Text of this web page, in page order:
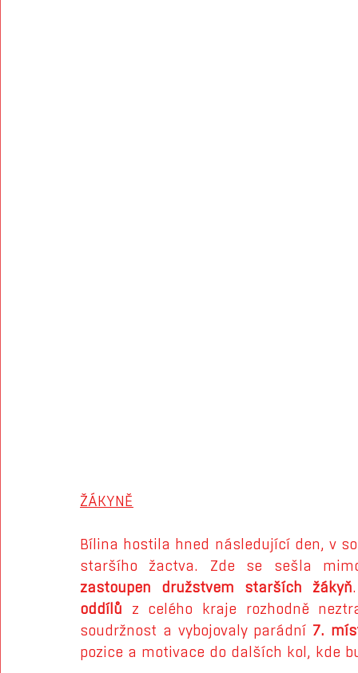
ŽÁKYNĚ
Bílina hostila hned následující den, v
staršího žactva. Zde se sešla
zastoupen družstvem starších žákyň
oddílů z celého kraje rozhodně
soudržnost a vybojovaly parádní 7.
pozice a motivace do dalších kol, kde